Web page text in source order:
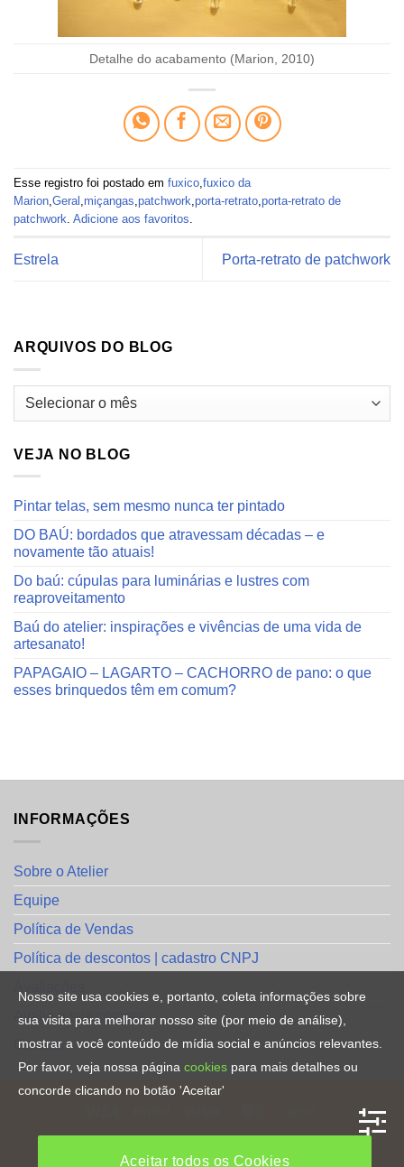
Detalhe do acabamento (Marion, 2010)
Esse registro foi postado em fuxico fuxico da
Marion Geral miçangas patchwork porta-retrato porta-retrato de
patchwork Adicione aos favoritos
Estrela Porta-retrato de patchwork
ARQUIVOS DO BLOG
Arquivos
VEJA NO BLOG
Pintar telas, sem mesmo nunca ter pintado
DO BAÚ: bordados que atravessam décadas – e
novamente tão atuais!
Do baú: cúpulas para luminárias e lustres com
reaproveitamento
Baú do atelier: inspirações e vivências de uma vida de
artesanato!
PAPAGAIO – LAGARTO – CACHORRO de pano: o que
esses brinquedos têm em comum?
INFORMAÇÕES
Sobre o Atelier
Equipe
Política de Vendas
Política de descontos | cadastro CNPJ
Avalie a sua compra
Contato
Nosso site usa cookies e, portanto, coleta informações sobre
sua visita para melhorar nosso site (por meio de análise),
mostrar a você conteúdo de mídia social e anúncios relevantes.
Por favor, veja nossa página cookies para mais detalhes ou
concorde clicando no botão 'Aceitar'
Aceitar todos os Cookies